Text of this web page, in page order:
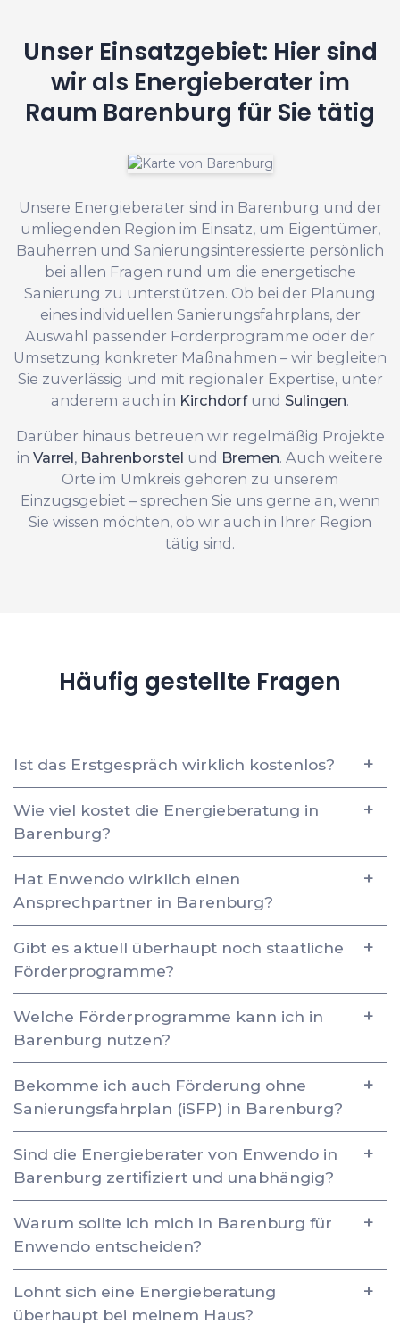
Unser Einsatzgebiet: Hier sind
wir als Energieberater im
Raum Barenburg für Sie tätig
Unsere Energieberater sind in Barenburg und der
umliegenden Region im Einsatz, um Eigentümer,
Bauherren und Sanierungsinteressierte persönlich
bei allen Fragen rund um die energetische
Sanierung zu unterstützen. Ob bei der Planung
eines individuellen Sanierungsfahrplans, der
Auswahl passender Förderprogramme oder der
Umsetzung konkreter Maßnahmen – wir begleiten
Sie zuverlässig und mit regionaler Expertise, unter
anderem auch in Kirchdorfund Sulingen.
Darüber hinaus betreuen wir regelmäßig Projekte
in Varrel, Bahrenborstel und Bremen. Auch weitere
Orte im Umkreis gehören zu unserem
Einzugsgebiet – sprechen Sie uns gerne an, wenn
Sie wissen möchten, ob wir auch in Ihrer Region
tätig sind.
Häufig gestellte Fragen
Ist das Erstgespräch wirklich kostenlos?
Wie viel kostet die Energieberatung in
Barenburg?
Hat Enwendo wirklich einen
Ansprechpartner in Barenburg?
Gibt es aktuell überhaupt noch staatliche
Förderprogramme?
Welche Förderprogramme kann ich in
Barenburg nutzen?
Bekomme ich auch Förderung ohne
Sanierungsfahrplan (iSFP) in Barenburg?
Sind die Energieberater von Enwendo in
Barenburg zertifiziert und unabhängig?
Warum sollte ich mich in Barenburg für
Enwendo entscheiden?
Lohnt sich eine Energieberatung
überhaupt bei meinem Haus?